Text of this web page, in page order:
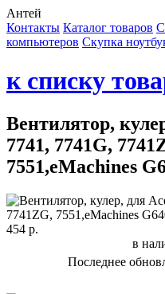
Антей
Контакты Каталог товаров
компьютеров Cкупка
к списку
Вентилятор,
7741, 7741G,
7551,eMachines
454 р.
в
Последнее